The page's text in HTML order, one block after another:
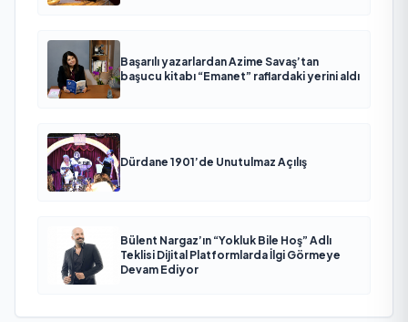
Başarılı yazarlardan Azime Savaş’tan
başucu kitabı “Emanet” raflardaki yerini aldı
Dürdane 1901’de Unutulmaz Açılış
Bülent Nargaz’ın “Yokluk Bile Hoş” Adlı
Teklisi Dijital Platformlarda İlgi Görmeye
Devam Ediyor